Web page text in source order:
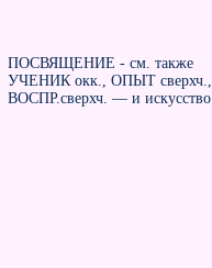
ПОСВЯЩЕНИЕ - см. также
УЧЕНИК окк., ОПЫТ сверхч.,
ВОСПР.сверхч. — и искусство